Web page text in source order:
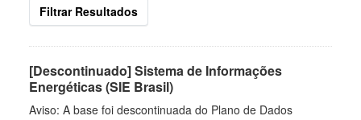
Filtrar Resultados
[Descontinuado] Sistema de Informações
Energéticas (SIE Brasil)
Aviso: A base foi descontinuada do Plano de Dados